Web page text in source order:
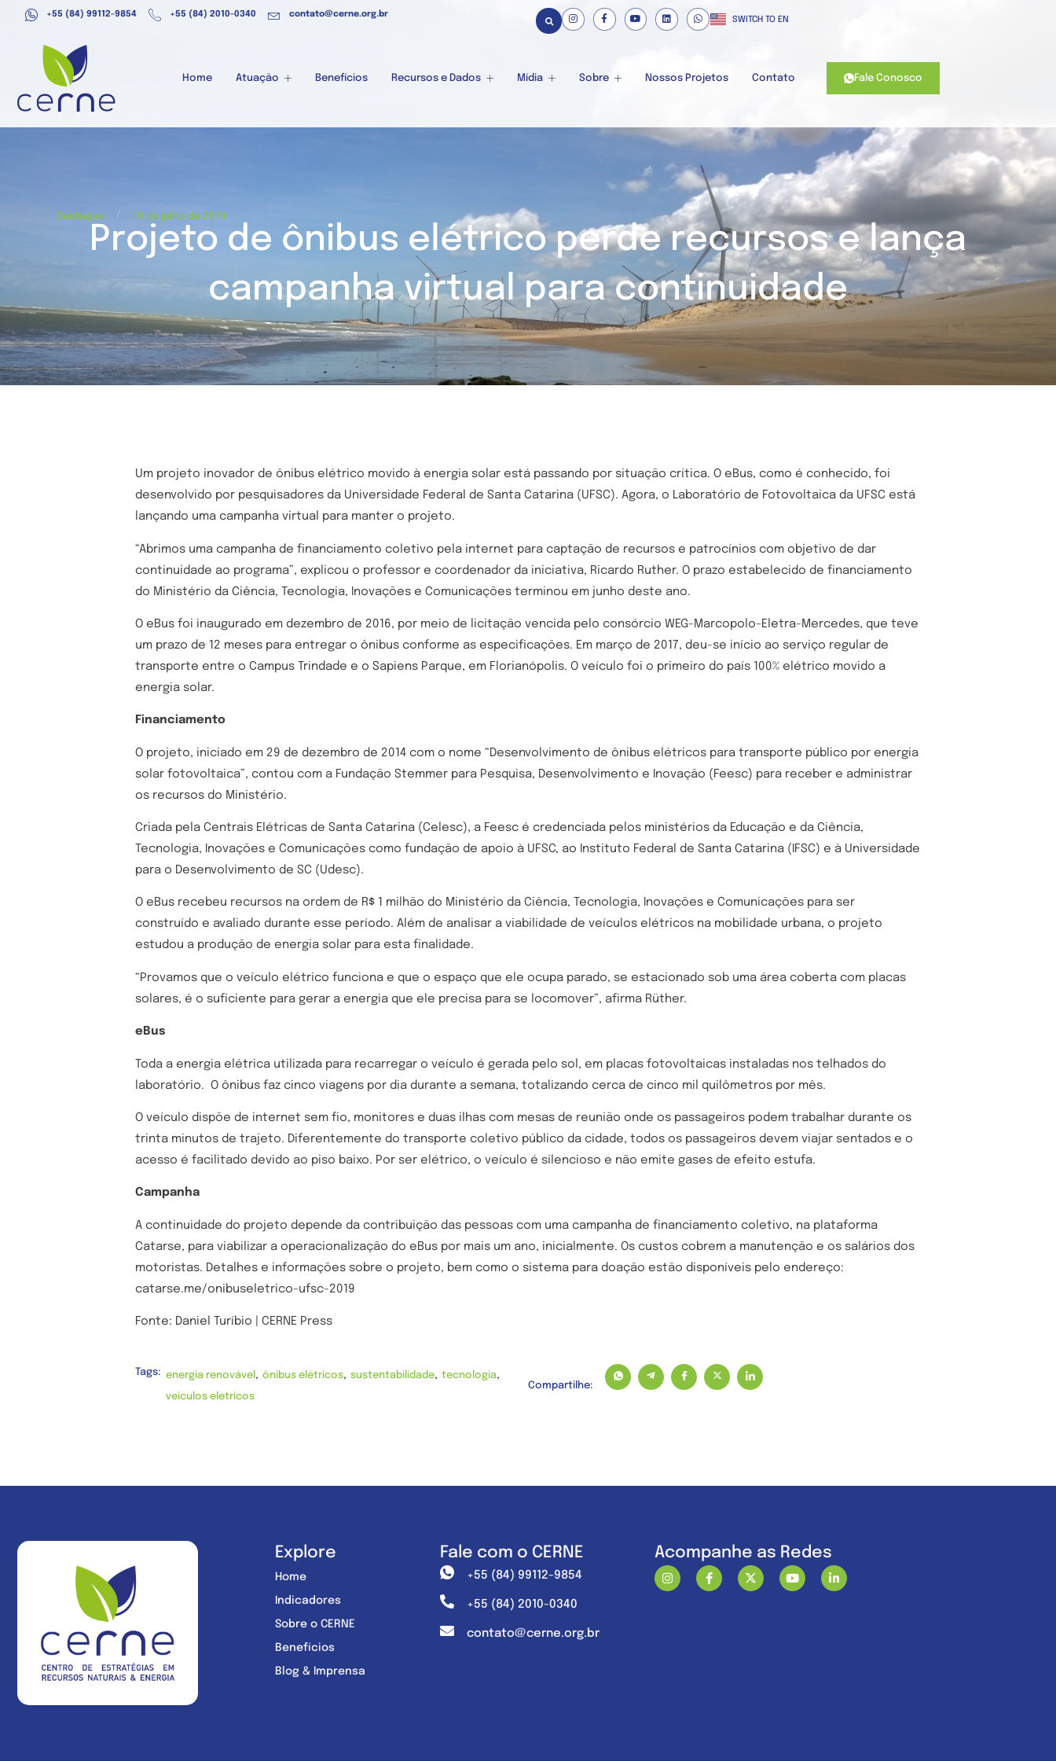
+55 (84) 99112-9854 +55 (84) 2010-0340 contato@cerne.org.br
SWITCH TO EN
Home Atuação Benefícios Recursos e Dados Mídia Sobre Nossos Projetos Contato Fale Conosco
Destaque / 19 de julho de 2019
Projeto de ônibus elétrico perde recursos e lança
campanha virtual para continuidade
Um projeto inovador de ônibus elétrico movido à energia solar está passando por situação crítica. O eBus, como é conhecido, foi
desenvolvido por pesquisadores da Universidade Federal de Santa Catarina (UFSC). Agora, o Laboratório de Fotovoltaica da UFSC está
lançando uma campanha virtual para manter o projeto.
“Abrimos uma campanha de financiamento coletivo pela internet para captação de recursos e patrocínios com objetivo de dar
continuidade ao programa”, explicou o professor e coordenador da iniciativa, Ricardo Ruther. O prazo estabelecido de financiamento
do Ministério da Ciência, Tecnologia, Inovações e Comunicações terminou em junho deste ano.
O eBus foi inaugurado em dezembro de 2016, por meio de licitação vencida pelo consórcio WEG-Marcopolo-Eletra-Mercedes, que teve
um prazo de 12 meses para entregar o ônibus conforme as especificações. Em março de 2017, deu-se início ao serviço regular de
transporte entre o Campus Trindade e o Sapiens Parque, em Florianópolis. O veículo foi o primeiro do país 100% elétrico movido a
energia solar.
Financiamento
O projeto, iniciado em 29 de dezembro de 2014 com o nome “Desenvolvimento de ônibus elétricos para transporte público por energia
solar fotovoltaica”, contou com a Fundação Stemmer para Pesquisa, Desenvolvimento e Inovação (Feesc) para receber e administrar
os recursos do Ministério.
Criada pela Centrais Elétricas de Santa Catarina (Celesc), a Feesc é credenciada pelos ministérios da Educação e da Ciência,
Tecnologia, Inovações e Comunicações como fundação de apoio à UFSC, ao Instituto Federal de Santa Catarina (IFSC) e à Universidade
para o Desenvolvimento de SC (Udesc).
O eBus recebeu recursos na ordem de R$ 1 milhão do Ministério da Ciência, Tecnologia, Inovações e Comunicações para ser
construído e avaliado durante esse período. Além de analisar a viabilidade de veículos elétricos na mobilidade urbana, o projeto
estudou a produção de energia solar para esta finalidade.
“Provamos que o veículo elétrico funciona e que o espaço que ele ocupa parado, se estacionado sob uma área coberta com placas
solares, é o suficiente para gerar a energia que ele precisa para se locomover”, afirma Rüther.
eBus
Toda a energia elétrica utilizada para recarregar o veículo é gerada pelo sol, em placas fotovoltaicas instaladas nos telhados do
laboratório. O ônibus faz cinco viagens por dia durante a semana, totalizando cerca de cinco mil quilômetros por mês.
O veículo dispõe de internet sem fio, monitores e duas ilhas com mesas de reunião onde os passageiros podem trabalhar durante os
trinta minutos de trajeto. Diferentemente do transporte coletivo público da cidade, todos os passageiros devem viajar sentados e o
acesso é facilitado devido ao piso baixo. Por ser elétrico, o veículo é silencioso e não emite gases de efeito estufa.
Campanha
A continuidade do projeto depende da contribuição das pessoas com uma campanha de financiamento coletivo, na plataforma
Catarse, para viabilizar a operacionalização do eBus por mais um ano, inicialmente. Os custos cobrem a manutenção e os salários dos
motoristas. Detalhes e informações sobre o projeto, bem como o sistema para doação estão disponíveis pelo endereço:
catarse.me/onibuseletrico-ufsc-2019
Fonte: Daniel Turíbio | CERNE Press
Tags: energia renovável , ônibus elétricos, sustentabilidade, tecnologia,
veiculos eletricos
Compartilhe:
Explore
Home
Indicadores
Sobre o CERNE
Benefícios
Blog & Imprensa
Fale com o CERNE
+55 (84) 99112-9854
+55 (84) 2010-0340
contato@cerne.org.br
Acompanhe as Redes